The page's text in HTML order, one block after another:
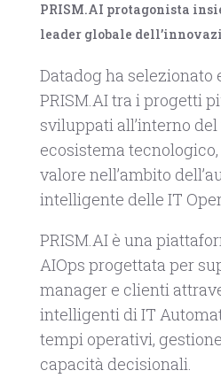
PRISM.AI protagonista
leader globale
Datadog ha selezionato
PRISM.AI tra i progetti
sviluppati all’interno
ecosistema
valore nell’ambito
intelligente delle IT
PRISM.AI è una
AIOps progettata per
manager e clienti
intelligenti di IT
tempi operativi,
capacità decisionali.